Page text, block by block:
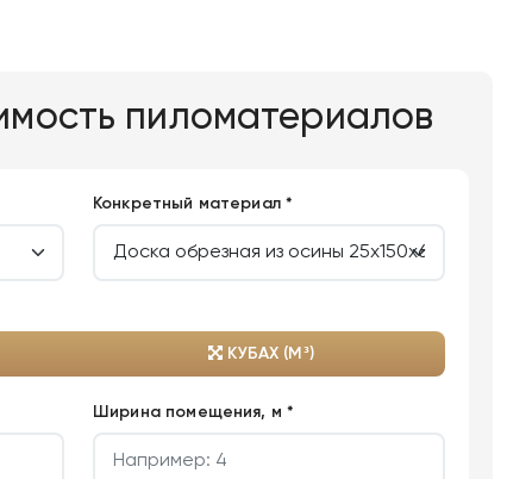
пиломатериалов
Конкретный материал *
КУБАХ (М³)
Ширина помещения, м *